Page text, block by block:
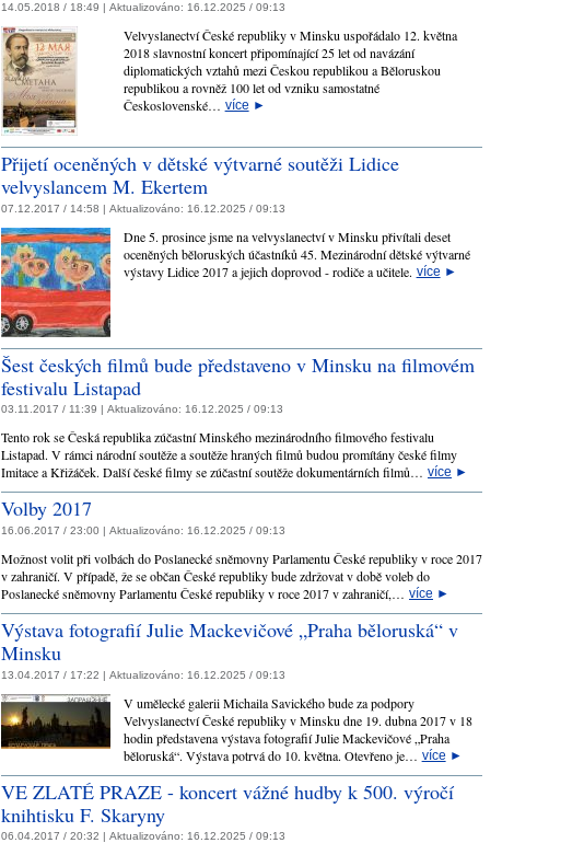
14.05.2018 / 18:49 | Aktualizováno: 16.12.2025 / 09:13
Velvyslanectví České republiky v Minsku uspořádalo 12. května
2018 slavnostní koncert připomínající 25 let od navázání
diplomatických vztahů mezi Českou republikou a Běloruskou
republikou a rovněž 100 let od vzniku samostatné
Československé… více ►
Přijetí oceněných v dětské výtvarné soutěži Lidice
velvyslancem M. Ekertem
07.12.2017 / 14:58 | Aktualizováno: 16.12.2025 / 09:13
Dne 5. prosince jsme na velvyslanectví v Minsku přivítali deset
oceněných běloruských účastníků 45. Mezinárodní dětské výtvarné
výstavy Lidice 2017 a jejich doprovod - rodiče a učitele. více ►
Šest českých filmů bude představeno v Minsku na filmovém
festivalu Listapad
03.11.2017 / 11:39 | Aktualizováno: 16.12.2025 / 09:13
Tento rok se Česká republika zúčastní Minského mezinárodního filmového festivalu
Listapad. V rámci národní soutěže a soutěže hraných filmů budou promítány české filmy
Imitace a Křižáček. Další české filmy se zúčastní soutěže dokumentárních filmů… více ►
Volby 2017
16.06.2017 / 23:00 | Aktualizováno: 16.12.2025 / 09:13
Možnost volit při volbách do Poslanecké sněmovny Parlamentu České republiky v roce 2017
v zahraničí. V případě, že se občan České republiky bude zdržovat v době voleb do
Poslanecké sněmovny Parlamentu České republiky v roce 2017 v zahraničí,… více ►
Výstava fotografií Julie Mackevičové „Praha běloruská“ v
Minsku
13.04.2017 / 17:22 | Aktualizováno: 16.12.2025 / 09:13
V umělecké galerii Michaila Savického bude za podpory
Velvyslanectví České republiky v Minsku dne 19. dubna 2017 v 18
hodin představena výstava fotografií Julie Mackevičové „Praha
běloruská“. Výstava potrvá do 10. května. Otevřeno je… více ►
VE ZLATÉ PRAZE - koncert vážné hudby k 500. výročí
knihtisku F. Skaryny
06.04.2017 / 20:32 | Aktualizováno: 16.12.2025 / 09:13